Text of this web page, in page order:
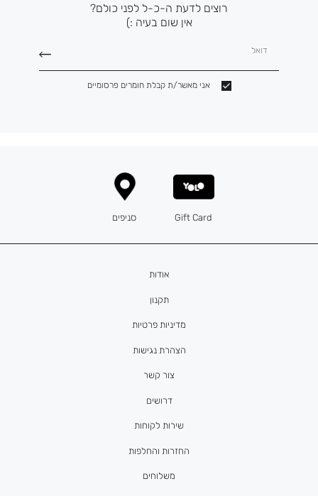
רוצים לדעת ה-כ-ל לפני כולם?
אין שום בעיה :)
דואל
אני מאשר/ת קבלת חומרים פרסומיים
אודות
תקנון
מדיניות פרטיות
הצהרת נגישות
צור קשר
דרושים
Gift Card סניפים
שירות לקוחות
החזרות והחלפות
משלוחים